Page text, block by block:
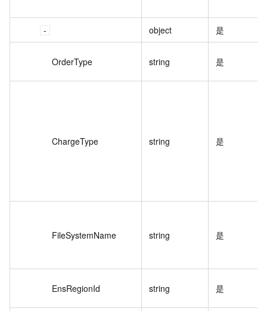
object 是
OrderType string 是
ChargeType string 是
FileSystemName string 是
EnsRegionId string 是